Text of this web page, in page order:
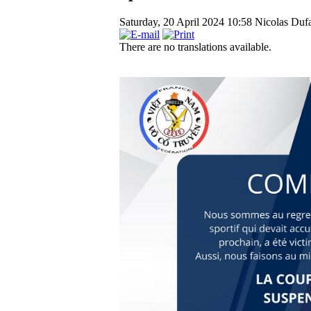
Saturday, 20 April 2024 10:58 Nicolas
There are no translations available.